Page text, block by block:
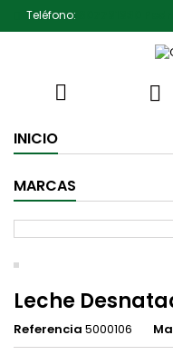
Teléfono:
 
INICIO
MARCAS
Leche
Referencia 5000106